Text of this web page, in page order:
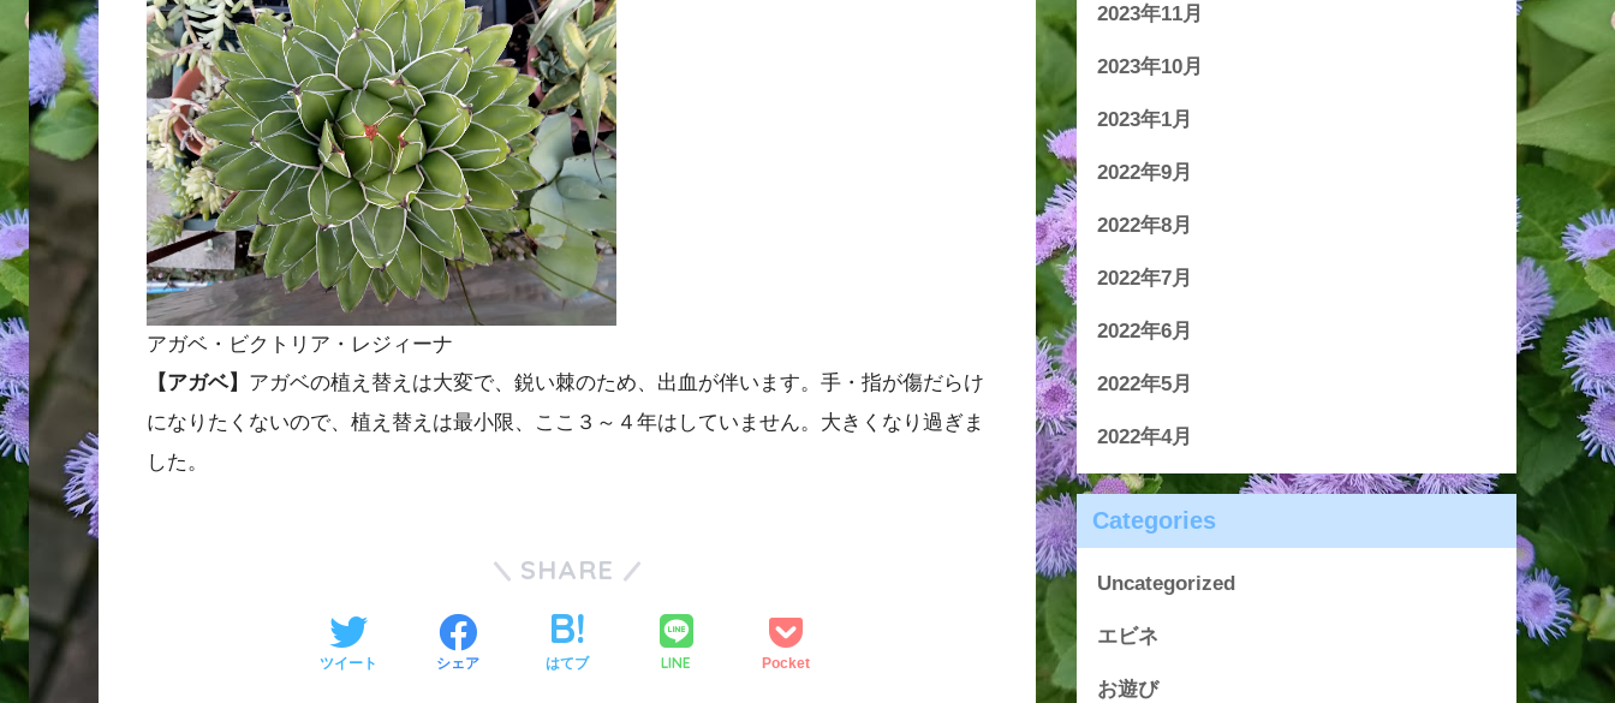
アガベ・ビクトリア・レジィーナ
【アガベ】 アガベの植え替えは大変で、鋭い棘のため、出血が伴います。手・指が傷だらけ
になりたくないので、植え替えは最小限、ここ３～４年はしていません。大きくなり過ぎま
した。
SHARE
ツイート シェア はてブ LINE Pocket
2023年11月
2023年10月
2023年1月
2022年9月
2022年8月
2022年7月
2022年6月
2022年5月
2022年4月
Categories
Uncategorized
エビネ
お遊び